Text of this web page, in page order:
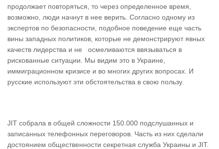
продолжает повторяться, то через определенное время,
возможно, люди начнут в нее верить. Согласно одному из
экспертов по безопасности, подобное поведение еще часть
вины западных политиков, которые не демонстрируют явных
качеств лидерства и не осмеливаются ввязываться в
рискованные ситуации. Мы видим это в Украине,
иммиграционном кризисе и во многих других вопросах. И
русские используют эти обстоятельства в свою пользу.
JIT собрала в общей сложности 150.000 подслушанных и
записанных телефонных переговоров. Часть из них сделали
достоянием общественности секретная служба Украины и JIT.